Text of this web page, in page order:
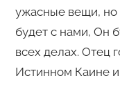
ужасные вещи, но
будет с нами, Он
всех делах. Отец
Истинном Каине